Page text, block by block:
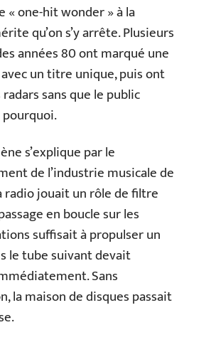
« one-hit wonder » à la
qu’on s’y arrête. Plusieurs
années 80 ont marqué une
un titre unique, puis ont
sans que le public
s’explique par le
de l’industrie musicale de
radio jouait un rôle de filtre
en boucle sur les
suffisait à propulser un
le tube suivant devait
Sans
la maison de disques passait